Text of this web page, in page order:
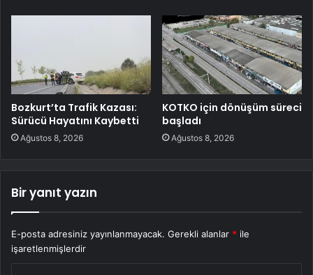
Bozkurt’ta Trafik Kazası:
Sürücü Hayatını Kaybetti
Ağustos 8, 2026
KOTKO için dönüşüm süreci
başladı
Ağustos 8, 2026
Bir yanıt yazın
E-posta adresiniz yayınlanmayacak. Gerekli alanlar * ile
işaretlenmişlerdir